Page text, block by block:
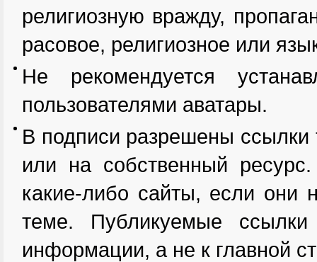
религиозную вражду,
расовое, религиозное или
Не рекомендуется
пользователями аватары.
В подписи разрешены ссылки
или на собственный
какие-либо сайты, если они
теме. Публикуемые
информации, а не к главной